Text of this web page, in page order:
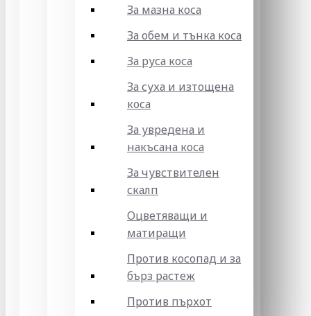
За мазна коса
За обем и тънка коса
За руса коса
За суха и изтощена
коса
За увредена и
накъсана коса
За чувствителен
скалп
Оцветяващи и
матиращи
Против косопад и за
бърз растеж
Против пърхот